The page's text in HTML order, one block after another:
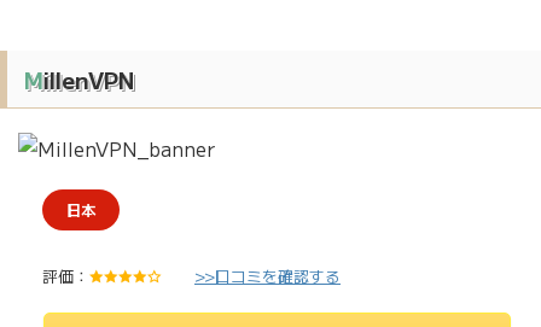
MillenVPN
日本
評価：
0
>>口コミを確認する